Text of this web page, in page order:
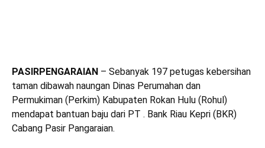
PASIRPENGARAIAN – Sebanyak 197 petugas kebersihan
taman dibawah naungan Dinas Perumahan dan
Permukiman (Perkim) Kabupaten Rokan Hulu (Rohul)
mendapat bantuan baju dari PT . Bank Riau Kepri (BKR)
Cabang Pasir Pangaraian.